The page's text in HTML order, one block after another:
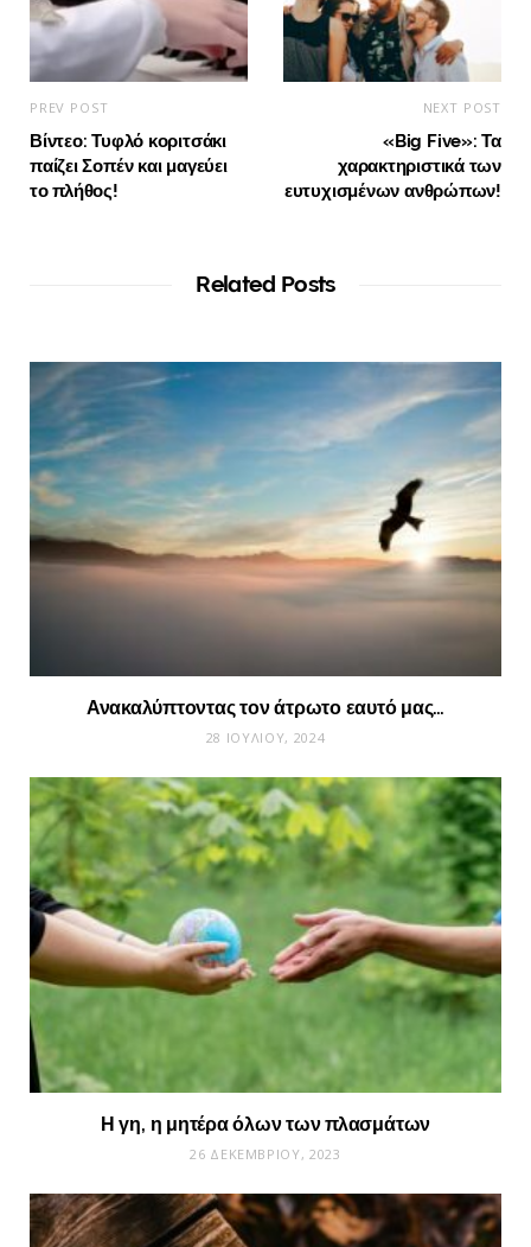
PREV POST
Βίντεο: Τυφλό κοριτσάκι
παίζει Σοπέν και μαγεύει
το πλήθος!
NEXT POST
«Big Five»: Τα
χαρακτηριστικά των
ευτυχισμένων ανθρώπων!
Related Posts
Ανακαλύπτοντας τον άτρωτο εαυτό μας…
28 ΙΟΥΛΊΟΥ, 2024
Η γη, η μητέρα όλων των πλασμάτων
26 ΔΕΚΕΜΒΡΊΟΥ, 2023